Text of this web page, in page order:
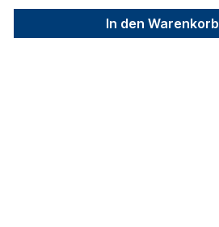
In den Warenkorb